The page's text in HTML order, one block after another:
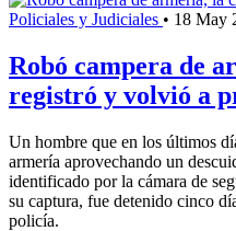
Policiales y Judiciales • 18 May
Robó campera de
registró y volvió a
Un hombre que en los últimos
armería aprovechando un
identificado por la cámara de
su captura, fue detenido cinco
policía.